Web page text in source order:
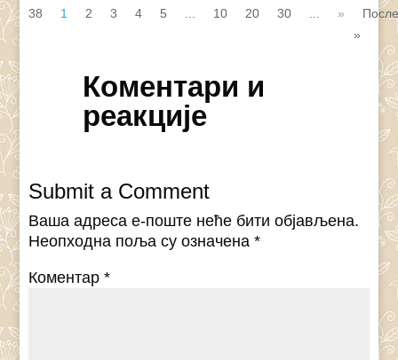
38
1 2 3 4 5 10 20 30 »
»
Коментари и
реакције
Submit a Comment
Ваша адреса е-поште неће бити објављена.
Неопходна поља су означена*
Коментар*